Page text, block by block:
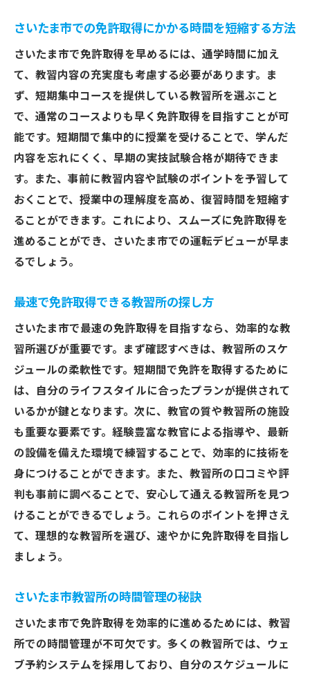
さいたま市での免許取得にかかる時間を短縮する方法
さいたま市で免許取得を早めるには、通学時間に加え
て、教習内容の充実度も考慮する必要があります。ま
ず、短期集中コースを提供している教習所を選ぶこと
で、通常のコースよりも早く免許取得を目指すことが可
能です。短期間で集中的に授業を受けることで、学んだ
内容を忘れにくく、早期の実技試験合格が期待できま
す。また、事前に教習内容や試験のポイントを予習して
おくことで、授業中の理解度を高め、復習時間を短縮す
ることができます。これにより、スムーズに免許取得を
進めることができ、さいたま市での運転デビューが早ま
るでしょう。
最速で免許取得できる教習所の探し方
さいたま市で最速の免許取得を目指すなら、効率的な教
習所選びが重要です。まず確認すべきは、教習所のスケ
ジュールの柔軟性です。短期間で免許を取得するために
は、自分のライフスタイルに合ったプランが提供されて
いるかが鍵となります。次に、教官の質や教習所の施設
も重要な要素です。経験豊富な教官による指導や、最新
の設備を備えた環境で練習することで、効率的に技術を
身につけることができます。また、教習所の口コミや評
判も事前に調べることで、安心して通える教習所を見つ
けることができるでしょう。これらのポイントを押さえ
て、理想的な教習所を選び、速やかに免許取得を目指し
ましょう。
さいたま市教習所の時間管理の秘訣
さいたま市で免許取得を効率的に進めるためには、教習
所での時間管理が不可欠です。多くの教習所では、ウェ
ブ予約システムを採用しており、自分のスケジュールに